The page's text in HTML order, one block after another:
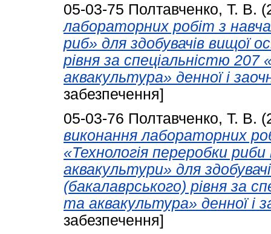
05-03-75 Полтавченко, Т. В.
лабораторних робіт з
риб» для здобувачів вищої
рівня за спеціальністю 207
аквакультура» денної і
забезпечення]
05-03-76 Полтавченко, Т. В.
виконання лабораторних
«Технологія переробки
аквакультури» для
(бакалаврського) рівня за
та аквакультура» денної і
забезпечення]